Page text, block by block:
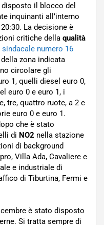
il blocco del
inquinanti all’interno
La decisione è
critiche della qualità
sindacale numero 16
della zona indicata
circolare gli
1, quelli diesel euro 0,
euro 0 e euro 1, i
tre, quattro ruote, a 2 e
euro 0 e euro 1.
che è stato
di NO2 nella stazione
di background
Villa Ada, Cavaliere e
e industriale di
di Tiburtina, Fermi e
è stato disposto
Si tratta sempre di